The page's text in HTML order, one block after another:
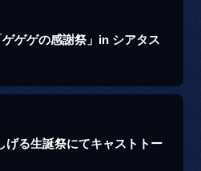
ゲゲの感謝祭」in シアタス
げる生誕祭にてキャストトー